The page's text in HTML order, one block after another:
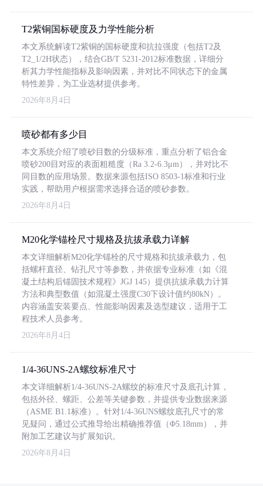
T2紫铜国标硬度及力学性能分析
本文系统解读T2紫铜的国标硬度和抗拉强度（包括T2及
T2_1/2H状态），结合GB/T 5231-2012标准数据，详细分
析其力学性能指标及影响因素，并对比不同状态下的金属
特性差异，为工业选材提供参考。
2026年8月4日
喷砂都有多少目
本文系统介绍了喷砂目数的分级标准，重点分析了铝合金
喷砂200目对应的表面粗糙度（Ra 3.2-6.3μm），并对比不
同目数的应用场景。数据来源包括ISO 8503-1标准和行业
实践，帮助用户根据需求选择合适的喷砂参数。
2026年8月4日
M20化学锚栓尺寸规格及抗拔承载力详解
本文详细解析M20化学锚栓的尺寸规格和抗拔承载力，包
括螺杆直径、钻孔尺寸等参数，并依据专业标准（如《混
凝土结构后锚固技术规程》JGJ 145）提供抗拔承载力计算
方法和典型数值（如混凝土强度C30下设计值约80kN）。
内容涵盖安装要点、性能影响因素及选型建议，适用于工
程技术人员参考。
2026年8月4日
1/4-36UNS-2A螺纹标准尺寸
本文详细解析1/4-36UNS-2A螺纹的标准尺寸及底孔计算，
包括外径、螺距、公差等关键参数，并提供专业数据来源
（ASME B1.1标准）。针对1/4-36UNS螺纹底孔尺寸的常
见疑问，通过公式推导给出精确推荐值（Φ5.18mm），并
附加工艺建议与扩展知识。
2026年8月4日